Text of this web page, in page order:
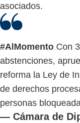
asociados.
#AlMomento Con
abstenciones,
reforma la Ley de
de derechos
personas
— Cámara de